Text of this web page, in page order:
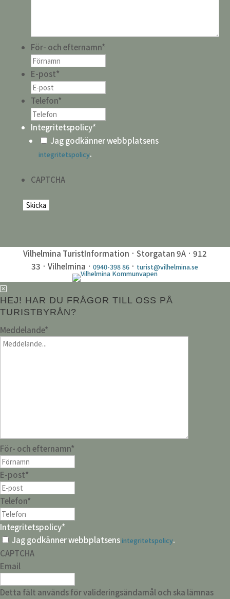
För- och efternamn*
E-post*
Telefon*
Integritetspolicy*
Jag godkänner webbplatsens
integritetspolicy.
CAPTCHA
Vilhelmina TuristInformation · Storgatan 9A · 912
33 · Vilhelmina ·0940-398 86 · turist@vilhelmina.se
HEJ! HAR DU FRÅGOR TILL OSS PÅ
TURISTBYRÅN?
Meddelande*
För- och efternamn*
E-post*
Telefon*
Integritetspolicy*
Jag godkänner webbplatsensintegritetspolicy.
CAPTCHA
Email
Detta fält används för valideringsändamål och ska lämnas